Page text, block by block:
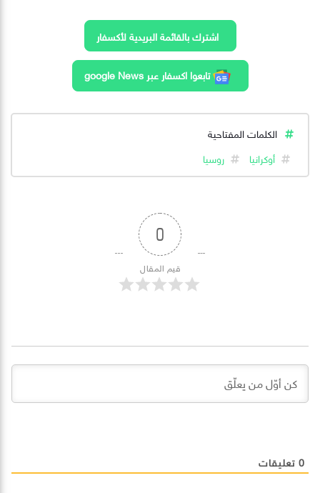
اشترك بالقائمة البريدية لأكسفار
تابعوا اكسفار عبر google News
الكلمات المفتاحية
أوكرانيا
روسيا
0
قيم المقال
0 تعليقات